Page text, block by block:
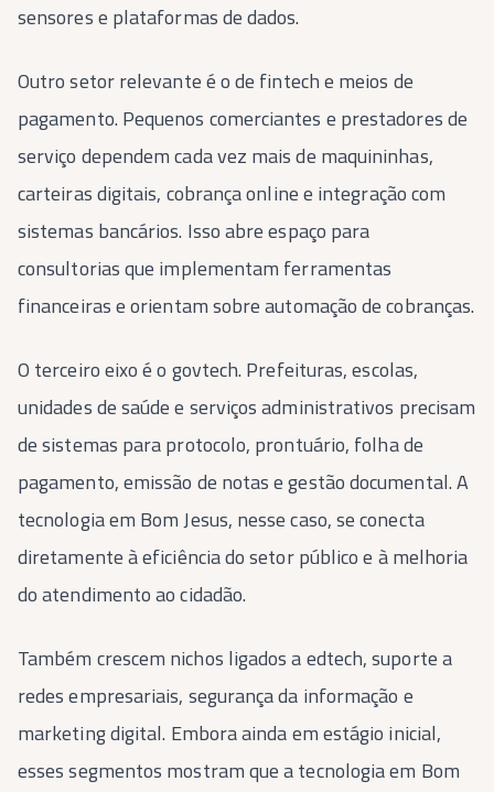
sensores e plataformas de dados.
Outro setor relevante é o de fintech e meios de
pagamento. Pequenos comerciantes e prestadores de
serviço dependem cada vez mais de maquininhas,
carteiras digitais, cobrança online e integração com
sistemas bancários. Isso abre espaço para
consultorias que implementam ferramentas
financeiras e orientam sobre automação de cobranças.
O terceiro eixo é o govtech. Prefeituras, escolas,
unidades de saúde e serviços administrativos precisam
de sistemas para protocolo, prontuário, folha de
pagamento, emissão de notas e gestão documental. A
tecnologia em Bom Jesus, nesse caso, se conecta
diretamente à eficiência do setor público e à melhoria
do atendimento ao cidadão.
Também crescem nichos ligados a edtech, suporte a
redes empresariais, segurança da informação e
marketing digital. Embora ainda em estágio inicial,
esses segmentos mostram que a tecnologia em Bom